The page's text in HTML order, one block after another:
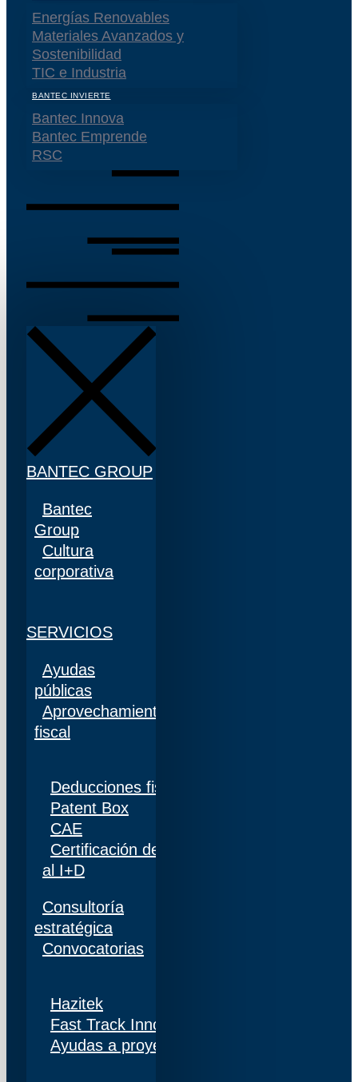
Energías Renovables
Materiales Avanzados y
Sostenibilidad
TIC e Industria
BANTEC INVIERTE
Bantec Innova
Bantec Emprende
RSC
BANTEC GROUP
Bantec
Group
Cultura
corporativa
SERVICIOS
Ayudas
públicas
Aprovechamiento
fiscal
Deducciones fiscales
Patent Box
CAE
Certificación de personal adscrito al 100%
al I+D
Consultoría
estratégica
Convocatorias
Hazitek
Fast Track Innobideak
Ayudas a proyectos de I+D+i en Navarra